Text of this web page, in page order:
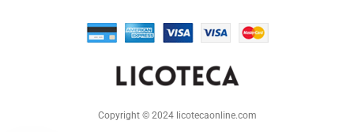
Copyright © 2024 licotecaonline.com